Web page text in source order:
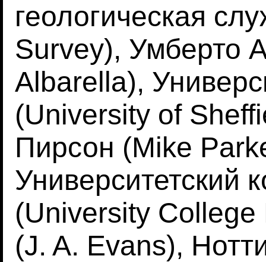
геологическая
Survey), Умберто
Albarella),
(University of
Пирсон (Mike
Университетский
(University
(J. A. Evans),